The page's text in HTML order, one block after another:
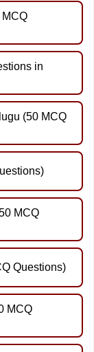
in
(50 MCQ
MCQ
Questions)
MCQ